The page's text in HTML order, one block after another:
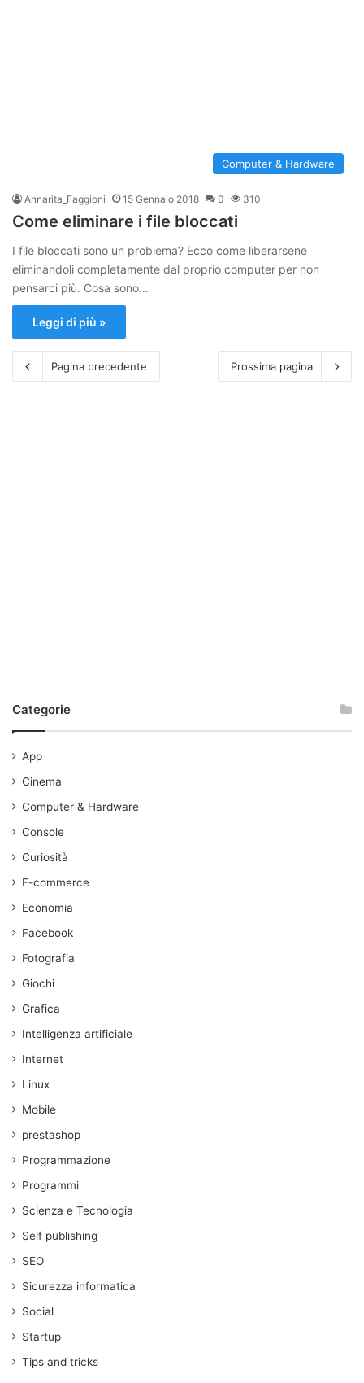
Computer & Hardware
Annarita_Faggioni 15 Gennaio 2018 0 310
Come eliminare i file bloccati
I file bloccati sono un problema? Ecco come liberarsene
eliminandoli completamente dal proprio computer per non
pensarci più. Cosa sono…
Leggi di più »
Pagina precedente Prossima pagina
Categorie
App
Cinema
Computer & Hardware
Console
Curiosità
E-commerce
Economia
Facebook
Fotografia
Giochi
Grafica
Intelligenza artificiale
Internet
Linux
Mobile
prestashop
Programmazione
Programmi
Scienza e Tecnologia
Self publishing
SEO
Sicurezza informatica
Social
Startup
Tips and tricks